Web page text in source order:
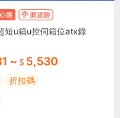
短u箱u控伺箱位atx錄
~ 5,530
折扣碼